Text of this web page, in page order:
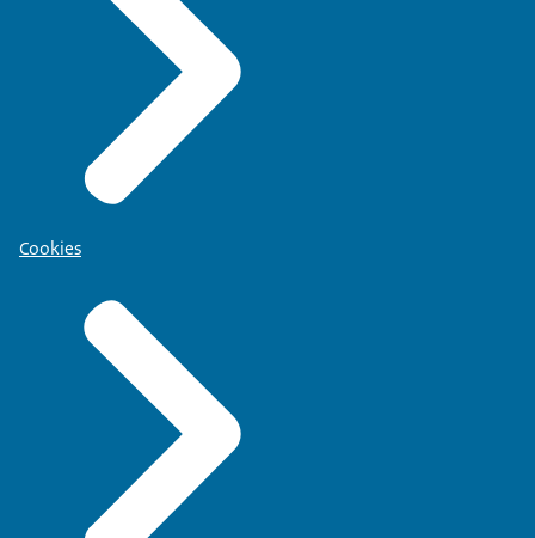
Cookies